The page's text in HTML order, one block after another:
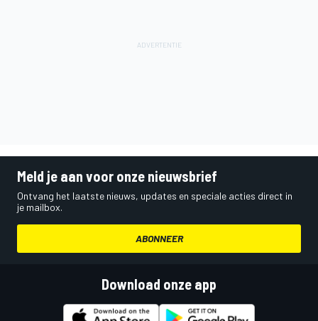
Meld je aan voor onze nieuwsbrief
Ontvang het laatste nieuws, updates en speciale acties direct in
je mailbox.
ABONNEER
Download onze app